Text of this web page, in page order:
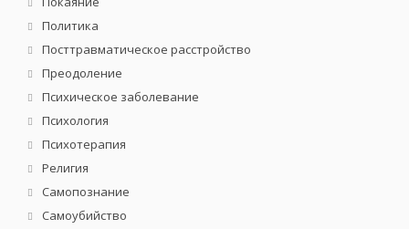
Политика
Посттравматическое расстройство
Преодоление
Психическое заболевание
Психология
Психотерапия
Религия
Самопознание
Самоубийство